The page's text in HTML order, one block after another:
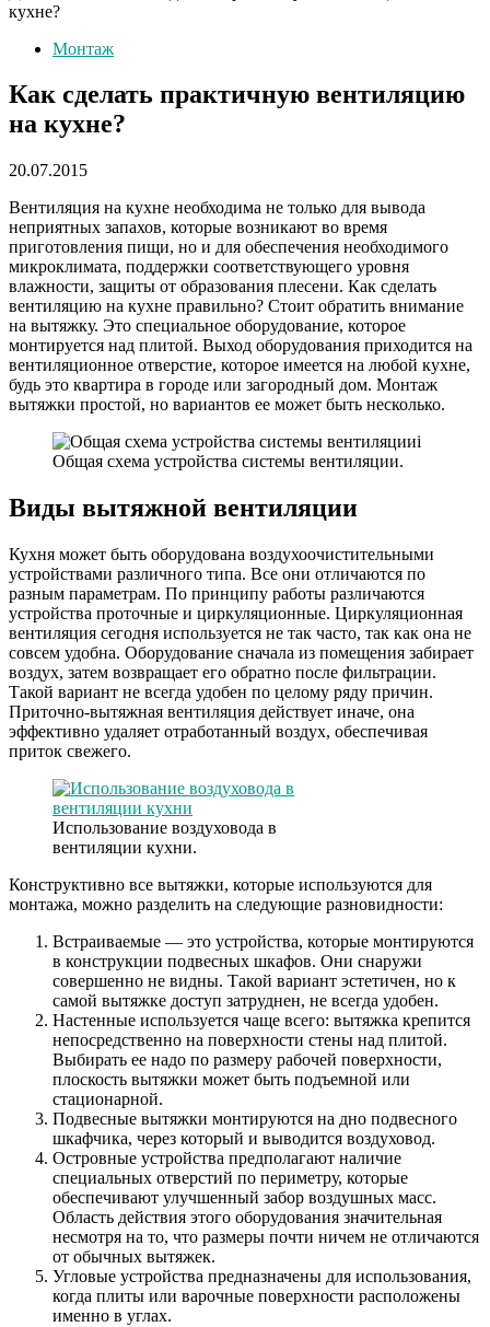
кухне?
Монтаж
Как сделать практичную вентиляцию
на кухне?
20.07.2015
Вентиляция на кухне необходима не только для вывода
неприятных запахов, которые возникают во время
приготовления пищи, но и для обеспечения необходимого
микроклимата, поддержки соответствующего уровня
влажности, защиты от образования плесени. Как сделать
вентиляцию на кухне правильно? Стоит обратить внимание
на вытяжку. Это специальное оборудование, которое
монтируется над плитой. Выход оборудования приходится на
вентиляционное отверстие, которое имеется на любой кухне,
будь это квартира в городе или загородный дом. Монтаж
вытяжки простой, но вариантов ее может быть несколько.
Общая схема устройства системы вентиляции.
Виды вытяжной вентиляции
Кухня может быть оборудована воздухоочистительными
устройствами различного типа. Все они отличаются по
разным параметрам. По принципу работы различаются
устройства проточные и циркуляционные. Циркуляционная
вентиляция сегодня используется не так часто, так как она не
совсем удобна. Оборудование сначала из помещения забирает
воздух, затем возвращает его обратно после фильтрации.
Такой вариант не всегда удобен по целому ряду причин.
Приточно-вытяжная вентиляция действует иначе, она
эффективно удаляет отработанный воздух, обеспечивая
приток свежего.
Использование воздуховода в
вентиляции кухни.
Конструктивно все вытяжки, которые используются для
монтажа, можно разделить на следующие разновидности:
Встраиваемые — это устройства, которые монтируются
в конструкции подвесных шкафов. Они снаружи
совершенно не видны. Такой вариант эстетичен, но к
самой вытяжке доступ затруднен, не всегда удобен.
Настенные используется чаще всего: вытяжка крепится
непосредственно на поверхности стены над плитой.
Выбирать ее надо по размеру рабочей поверхности,
плоскость вытяжки может быть подъемной или
стационарной.
Подвесные вытяжки монтируются на дно подвесного
шкафчика, через который и выводится воздуховод.
Островные устройства предполагают наличие
специальных отверстий по периметру, которые
обеспечивают улучшенный забор воздушных масс.
Область действия этого оборудования значительная
несмотря на то, что размеры почти ничем не отличаются
от обычных вытяжек.
Угловые устройства предназначены для использования,
когда плиты или варочные поверхности расположены
именно в углах.